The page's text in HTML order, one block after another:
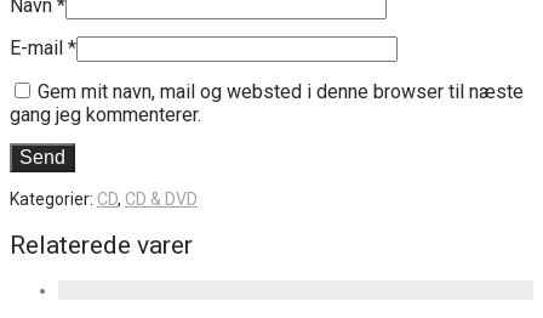
Navn *
E-mail *
Gem mit navn, mail og websted i denne browser til næste
gang jeg kommenterer.
Kategorier: CD, CD & DVD
Relaterede varer